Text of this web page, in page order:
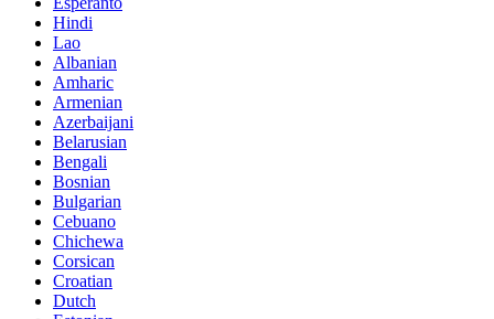
Hindi
Lao
Albanian
Amharic
Armenian
Azerbaijani
Belarusian
Bengali
Bosnian
Bulgarian
Cebuano
Chichewa
Corsican
Croatian
Dutch